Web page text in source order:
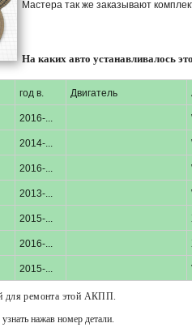
Мастера так же заказывают
На каких авто устанавливалось
год в. Двигатель
2016-...
2014-...
2016-...
2013-...
2015-...
2016-...
2015-...
для ремонта этой АКПП.
нажав номер детали.